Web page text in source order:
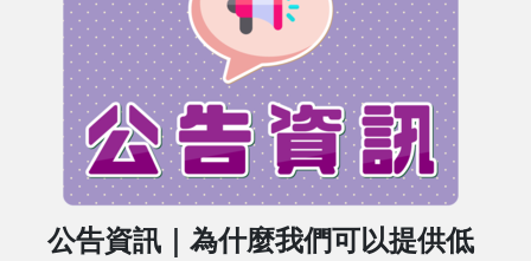
公告資訊｜為什麼我們可以提供低